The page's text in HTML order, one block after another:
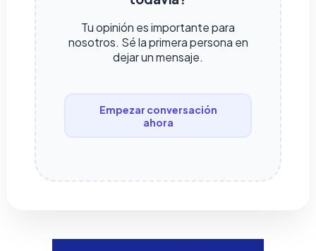
Tu opinión es importante para
nosotros. Sé la primera persona en
dejar un mensaje.
Empezar conversación
ahora